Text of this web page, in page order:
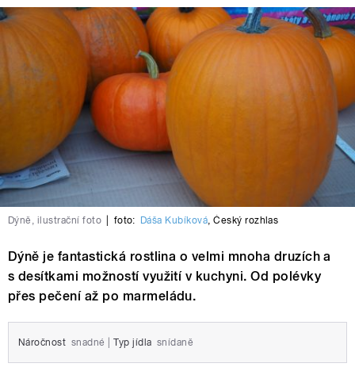
Dýně, ilustrační foto foto: Dáša Kubíková,Český rozhlas
Dýně je fantastická rostlina o velmi mnoha druzích a
s desítkami možností využití v kuchyni. Od polévky
přes pečení až po marmeládu.
Náročnost snadné Typ jídla snídaně